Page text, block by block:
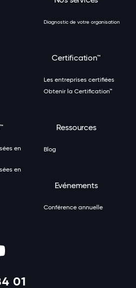
Diagnostic de votre organisation
Certification™
Les entreprises certifiées
Obtenir la Certification™
en
en
Ressources
Blog
Evénements
Conférence annuelle
01